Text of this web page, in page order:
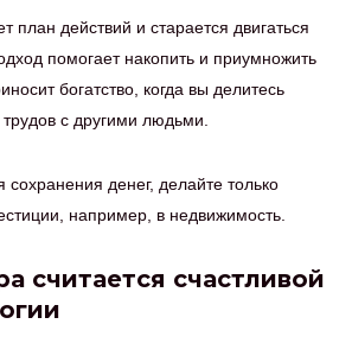
план действий и старается двигаться
помогает накопить и приумножить
богатство, когда вы делитесь
с другими людьми.
сохранения денег, делайте только
например, в недвижимость.
считается счастливой